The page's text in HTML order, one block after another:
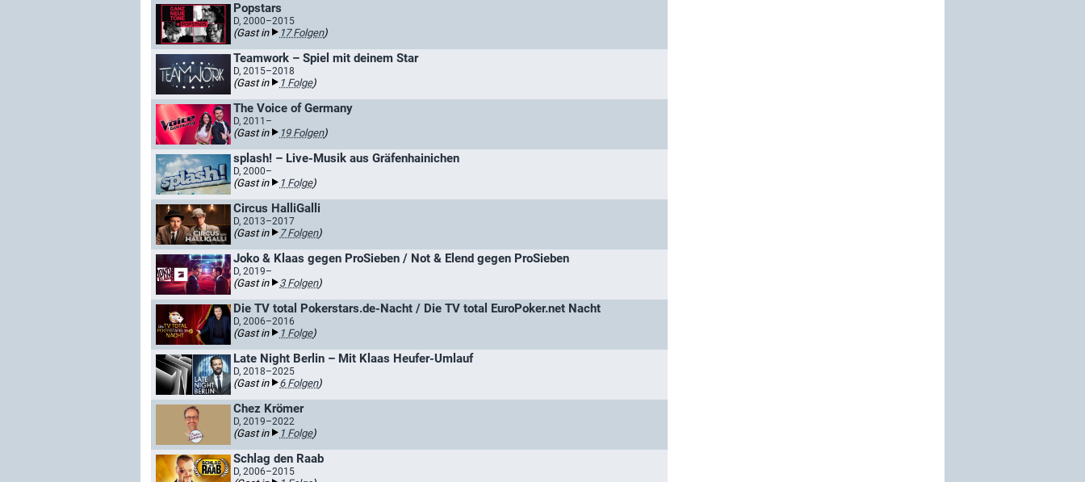
Popstars
D, 2000–2015
(Gast in 17 Folgen)
Teamwork – Spiel mit deinem Star
D, 2015–2018
(Gast in 1 Folge)
The Voice of Germany
D, 2011–
(Gast in 19 Folgen)
splash! – Live-Musik aus Gräfenhainichen
D, 2000–
(Gast in 1 Folge)
Circus HalliGalli
D, 2013–2017
(Gast in 7 Folgen)
Joko & Klaas gegen ProSieben / Not & Elend gegen ProSieben
D, 2019–
(Gast in 3 Folgen)
Die TV total Pokerstars.de-Nacht / Die TV total EuroPoker.net Nacht
D, 2006–2016
(Gast in 1 Folge)
Late Night Berlin – Mit Klaas Heufer-Umlauf
D, 2018–2025
(Gast in 6 Folgen)
Chez Krömer
D, 2019–2022
(Gast in 1 Folge)
Schlag den Raab
D, 2006–2015